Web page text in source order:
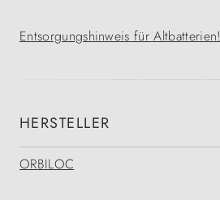
Entsorgungshinweis für Altbatterien!
HERSTELLER
ORBILOC